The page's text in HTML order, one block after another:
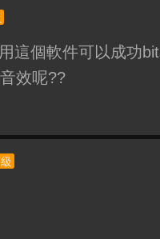
這個軟件可以成功
效呢??